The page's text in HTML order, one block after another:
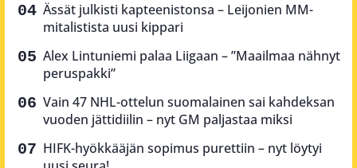
Ässät julkisti kapteenistonsa – Leijonien MM-
mitalistista uusi kippari
Alex Lintuniemi palaa Liigaan – ”Maailmaa nähnyt
peruspakki”
Vain 47 NHL-ottelun suomalainen sai kahdeksan
vuoden jättidiilin – nyt GM paljastaa miksi
HIFK-hyökkääjän sopimus purettiin – nyt löytyi